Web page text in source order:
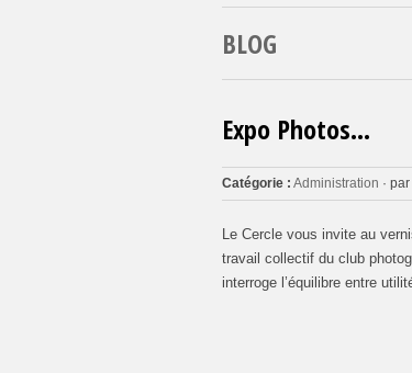
BLOG
Expo Photos…
Catégorie : Administration · par
Le Cercle vous invite au
travail collectif du club
interroge l’équilibre entre